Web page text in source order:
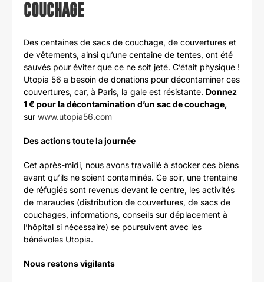
COUCHAGE
Des centaines de sacs de couchage, de couvertures et
de vêtements, ainsi qu’une centaine de tentes, ont été
sauvés pour éviter que ce ne soit jeté. C’était physique !
Utopia 56 a besoin de donations pour décontaminer ces
couvertures, car, à Paris, la gale est résistante. Donnez
1 € pour la décontamination d’un sac de couchage,
sur www.utopia56.com
Des actions toute la journée
Cet après-midi, nous avons travaillé à stocker ces biens
avant qu’ils ne soient contaminés. Ce soir, une trentaine
de réfugiés sont revenus devant le centre, les activités
de maraudes (distribution de couvertures, de sacs de
couchages, informations, conseils sur déplacement à
l’hôpital si nécessaire) se poursuivent avec les
bénévoles Utopia.
Nous restons vigilants